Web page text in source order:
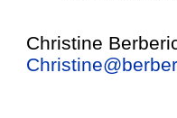
Christine
Christine@